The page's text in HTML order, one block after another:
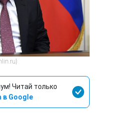
Читай только
в Google